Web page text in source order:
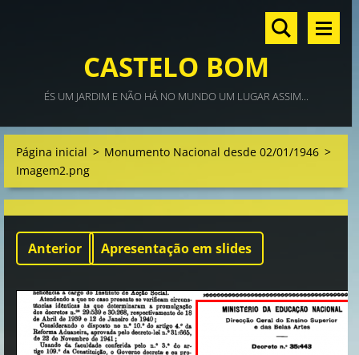
CASTELO BOM
ÉS UM JARDIM E NÃO HÁ NO MUNDO UM LUGAR ASSIM...
Página inicial > Monumento Nacional desde 02/01/1946 >
Imagem2.png
Anterior Apresentação em slides